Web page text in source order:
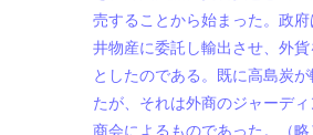
売することから始まった。政
井物産に委託し輸出させ、外貨
としたのである。既に高島炭
たが、それは外商のジャーデ
商会によるものであった。（